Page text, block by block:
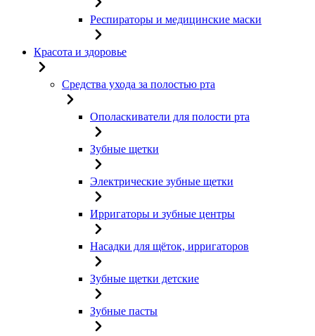
Респираторы и медицинские маски
Красота и здоровье
Средства ухода за полостью рта
Ополаскиватели для полости рта
Зубные щетки
Электрические зубные щетки
Ирригаторы и зубные центры
Насадки для щёток, ирригаторов
Зубные щетки детские
Зубные пасты